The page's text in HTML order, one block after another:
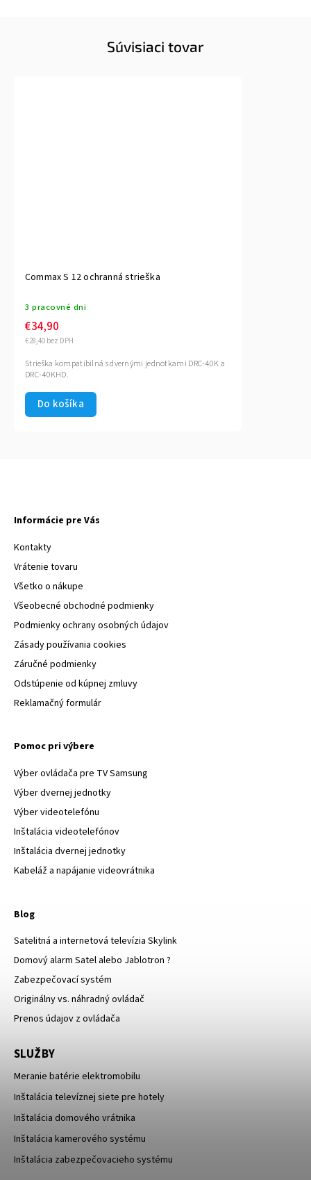
Súvisiaci tovar
Commax S 12 ochranná strieška
3 pracovné dni
€28,40 bez DPH
€34,90
Do košíka
Strieška kompatibilná s dvernými jednotkami DRC-40K a
DRC-40KHD.
Informácie pre Vás
Kontakty
Vrátenie tovaru
Všetko o nákupe
Všeobecné obchodné podmienky
Podmienky ochrany osobných údajov
Zásady používania cookies
Záručné podmienky
Odstúpenie od kúpnej zmluvy
Reklamačný formulár
Pomoc pri výbere
Výber ovládača pre TV Samsung
Výber dvernej jednotky
Výber videotelefónu
Inštalácia videotelefónov
Inštalácia dvernej jednotky
Kabeláž a napájanie videovrátnika
Blog
Satelitná a internetová televízia Skylink
Domový alarm Satel alebo Jablotron ?
Zabezpečovací systém
Originálny vs. náhradný ovládač
Prenos údajov z ovládača
SLUŽBY
Meranie batérie elektromobilu
Inštalácia televíznej siete pre hotely
Inštalácia domového vrátnika
Inštalácia kamerového systému
Inštalácia zabezpečovacieho systému